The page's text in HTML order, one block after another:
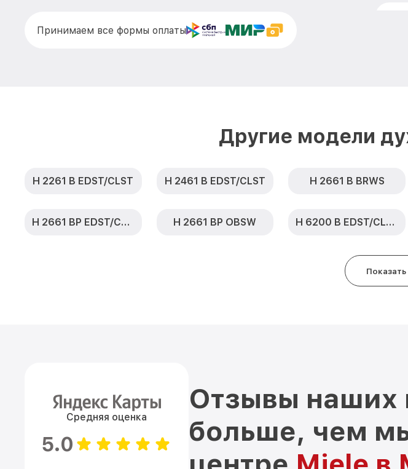
Принимаем все формы оплаты
Другие модели
H 2261 B EDST/CLST H 2461 B EDST/CLST H 2661 B BRWS
H 2661 BP EDST/CLST H 2661 BP OBSW H 6200 B EDST/CLST
Средняя оценка
5.0
Отзывы наших
больше, чем